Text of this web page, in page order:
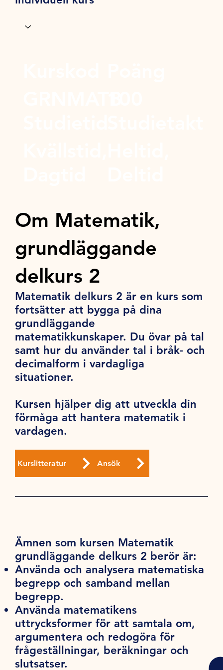
Om Matematik,
grundläggande
delkurs 2
Matematik delkurs 2 är en kurs som
fortsätter att bygga på dina
grundläggande
matematikkunskaper. Du övar på tal
samt hur du använder tal i bråk- och
decimalform i vardagliga
situationer.
Kursen hjälper dig att utveckla din
förmåga att hantera matematik i
vardagen.
Kurslitteratur Ansök
Ämnen som kursen Matematik
grundläggande delkurs 2 berör är:
Använda och analysera matematiska
begrepp och samband mellan
begrepp.
Använda matematikens
uttrycksformer för att samtala om,
argumentera och redogöra för
frågeställningar, beräkningar och
slutsatser.